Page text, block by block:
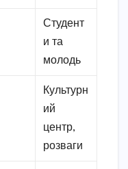
Студент
и та
молодь
Культурн
ий
центр,
розваги